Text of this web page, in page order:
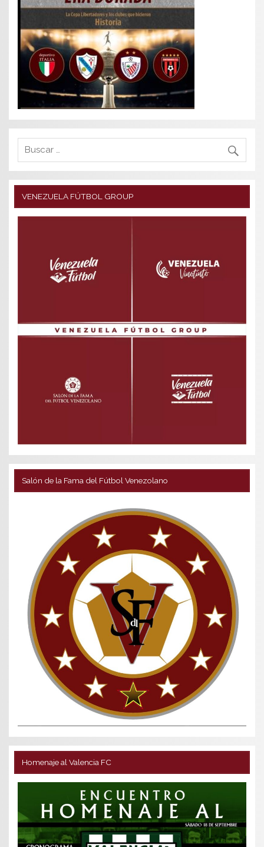
VENEZUELA FÚTBOL GROUP
Salón de la Fama del Fútbol Venezolano
Homenaje al Valencia FC